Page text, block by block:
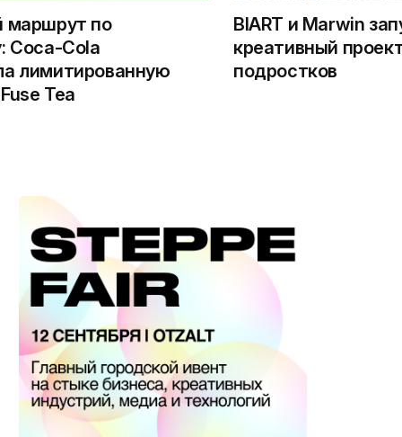
маршрут по
Coca-Cola
лимитированную
Tea
BIART и Marwin
креативный
подростков